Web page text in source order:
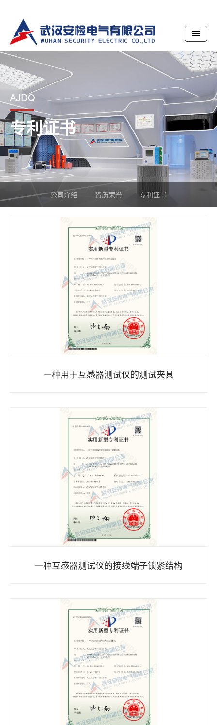
AJDQ
专利证书
公司介绍 资质荣誉 专利证书
一种用于互感器测试仪的测试夹具
一种互感器测试仪的接线端子锁紧结构